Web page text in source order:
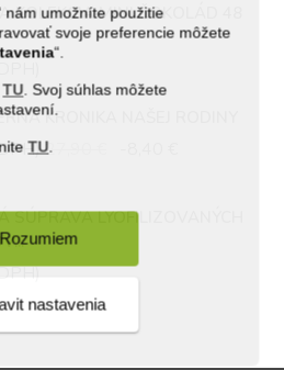
nám umožníte použitie
svoje preferencie môžete
“.
TU. Svoj súhlas môžete
TU.
Rozumiem
nastavenia
KOLEKCIA MINI ČOKOLÁD 48
KRONIKA NAŠEJ RODINY
27,90 €
SÚPRAVA LYOFILIZOVANÝCH